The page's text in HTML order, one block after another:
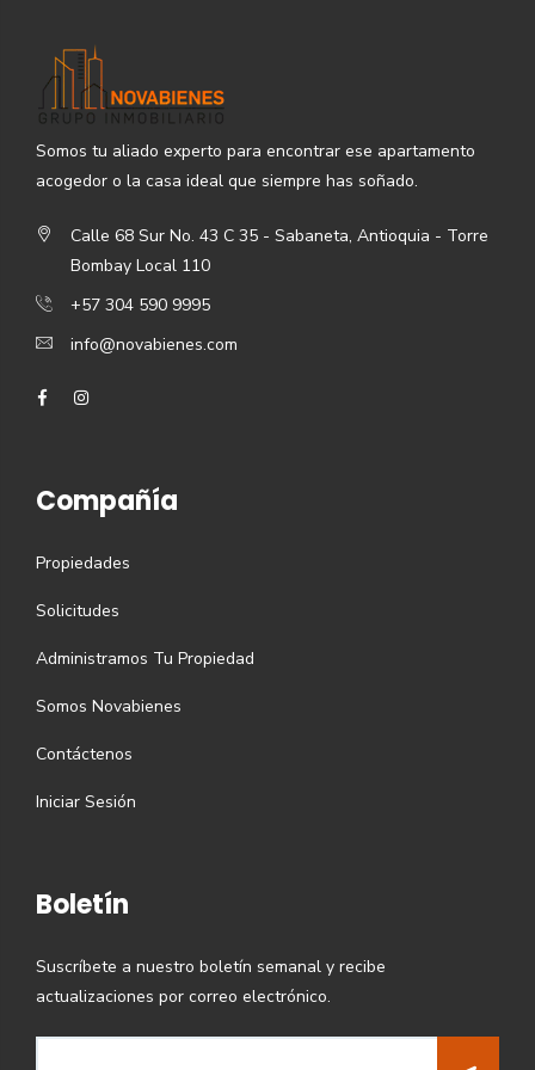
Somos tu aliado experto para encontrar ese apartamento
acogedor o la casa ideal que siempre has soñado.
Calle 68 Sur No. 43 C 35 - Sabaneta, Antioquia - Torre
Bombay Local 110
+57 304 590 9995
info@novabienes.com
Compañía
Propiedades
Solicitudes
Administramos Tu Propiedad
Somos Novabienes
Contáctenos
Iniciar Sesión
Boletín
Suscríbete a nuestro boletín semanal y recibe
actualizaciones por correo electrónico.